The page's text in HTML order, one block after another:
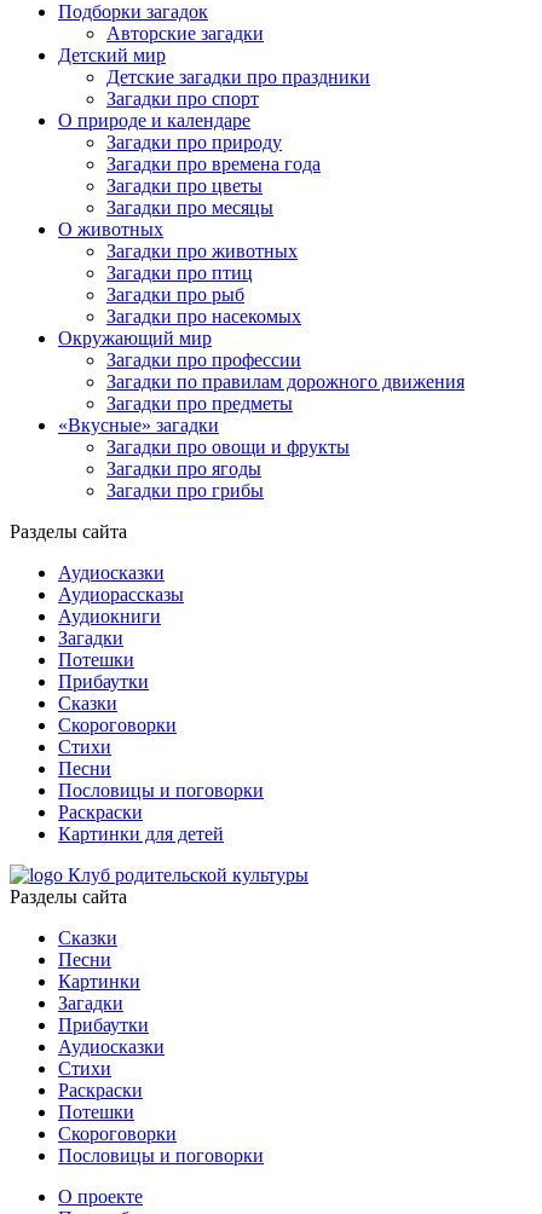
Подборки загадок
Авторские загадки
Детский мир
Детские загадки про праздники
Загадки про спорт
О природе и календаре
Загадки про природу
Загадки про времена года
Загадки про цветы
Загадки про месяцы
О животных
Загадки про животных
Загадки про птиц
Загадки про рыб
Загадки про насекомых
Окружающий мир
Загадки про профессии
Загадки по правилам дорожного движения
Загадки про предметы
«Вкусные» загадки
Загадки про овощи и фрукты
Загадки про ягоды
Загадки про грибы
Разделы сайта
Аудиосказки
Аудиорассказы
Аудиокниги
Загадки
Потешки
Прибаутки
Сказки
Скороговорки
Стихи
Песни
Пословицы и поговорки
Раскраски
Картинки для детей
Клуб родительской культуры
Разделы сайта
Сказки
Песни
Картинки
Загадки
Прибаутки
Аудиосказки
Стихи
Раскраски
Потешки
Скороговорки
Пословицы и поговорки
О проекте